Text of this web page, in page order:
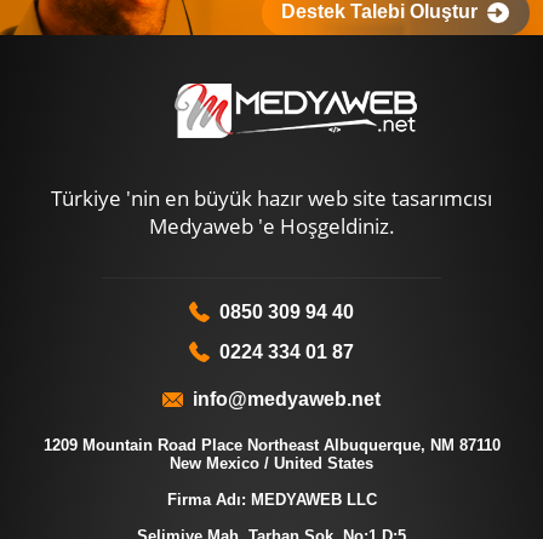
Destek Talebi Oluştur
Türkiye 'nin en büyük hazır web site tasarımcısı
Medyaweb 'e Hoşgeldiniz.
0850 309 94 40
0224 334 01 87
info@medyaweb.net
1209 Mountain Road Place Northeast Albuquerque, NM 87110
New Mexico / United States
Firma Adı: MEDYAWEB LLC